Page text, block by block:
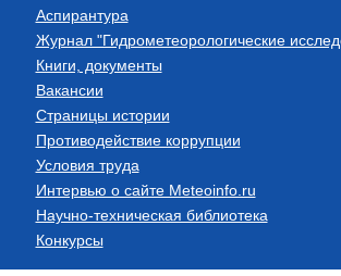
Аспирантура
Журнал "Гидрометеорологические
Книги, документы
Вакансии
Страницы истории
Противодействие коррупции
Условия труда
Интервью о сайте Meteoinfo.ru
Научно-техническая библиотека
Конкурсы